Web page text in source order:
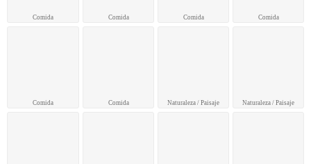
Comida
Comida
Comida
Comida
Comida
Naturaleza / Paisaje
Comida
Naturaleza / Paisaje